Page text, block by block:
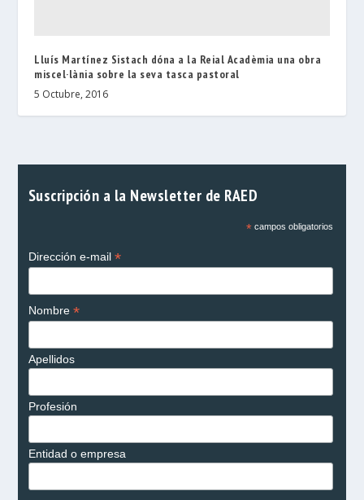
Lluís Martínez Sistach dóna a la Reial Acadèmia una obra
miscel·lània sobre la seva tasca pastoral
5 Octubre, 2016
Suscripción a la Newsletter de RAED
*campos obligatorios
Dirección e-mail *
Nombre *
Apellidos
Profesión
Entidad o empresa